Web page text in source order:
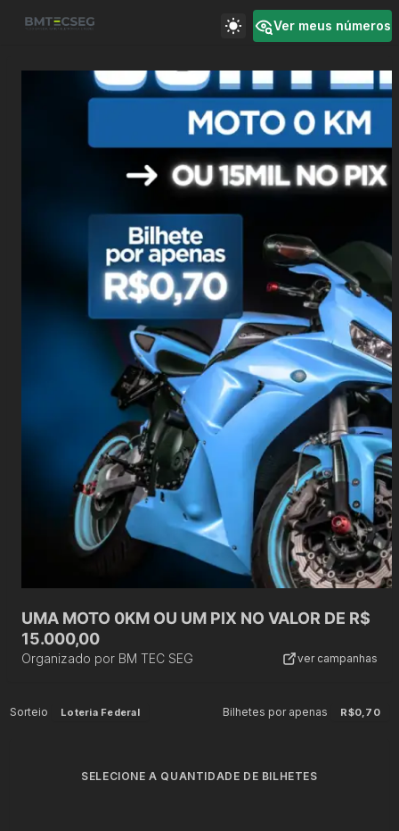
Ver meus números
UMA MOTO 0KM OU UM PIX NO VALOR DE R$
15.000,00
Organizado por BM TEC SEG ver campanhas
Sorteio Loteria Federal Bilhetes por apenas R$0,70
SELECIONE A QUANTIDADE DE BILHETES